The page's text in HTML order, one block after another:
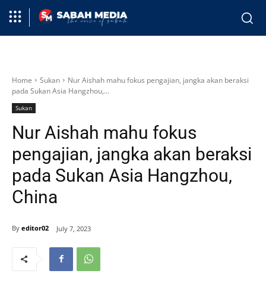
Home Sukan
Nur Aishah mahu fokus pengajian, jangka akan beraksi
pada Sukan Asia Hangzhou,...
Sukan
Nur Aishah mahu fokus
pengajian, jangka akan beraksi
pada Sukan Asia Hangzhou,
China
By editor02 July 7, 2023